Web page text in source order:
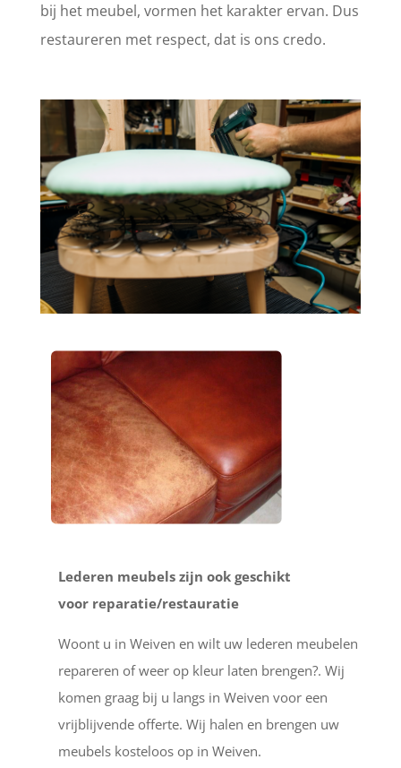
bij het meubel, vormen het karakter ervan. Dus
restaureren met respect, dat is ons credo.
Lederen meubels zijn ook geschikt
voor reparatie/restauratie
Woont u in Weiven en wilt uw lederen meubelen
repareren of weer op kleur laten brengen?. Wij
komen graag bij u langs in Weiven voor een
vrijblijvende offerte. Wij halen en brengen uw
meubels kosteloos op in Weiven.